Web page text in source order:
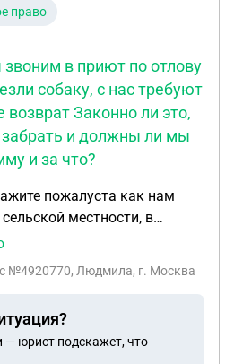
право
в приют по отлову
собаку, с нас требуют
возврат Законно ли это,
и должны ли мы
и за что?
пожалуста как нам
местности, в
после операции на ногу
Отпустила собаку
сотрудники по отлову
в свой вольер, мама
№4920770, Людмила, г. Москва
— юрист подскажет, что